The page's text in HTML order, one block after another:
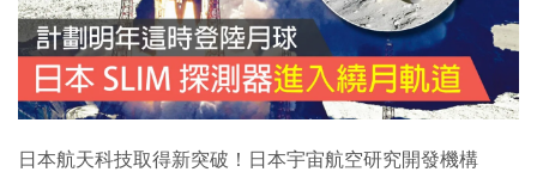
日本航天科技取得新突破！日本宇宙航空研究開發機構